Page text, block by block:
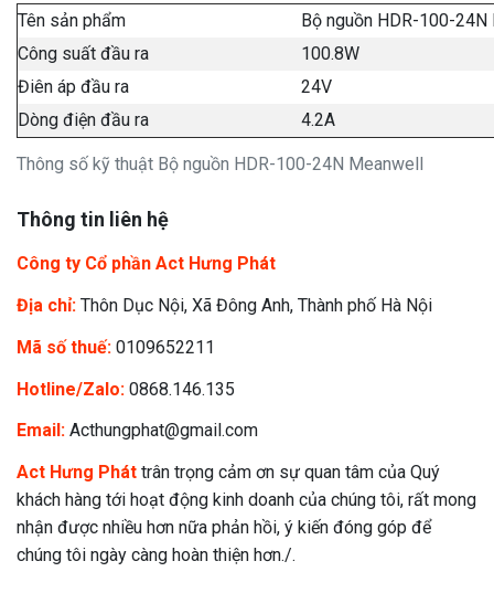
Thông số kỹ thuật Bộ nguồn HDR-100-24N Meanwell
Tên sản phẩm
Bộ nguồn HDR-100-
Công suất đầu ra
100.8W
Điên áp đầu ra
24V
Dòng điện đầu ra
4.2A
Thông tin liên hệ
Công ty Cổ phần Act Hưng Phát
Địa chỉ: Thôn Dục Nội, Xã Đông Anh, Thành phố Hà Nội
Mã số thuế: 0109652211
Hotline/Zalo: 0868.146.135
Email: Acthungphat@gmail.com
Act Hưng Phát trân trọng cảm ơn sự quan tâm của Quý
khách hàng tới hoạt động kinh doanh của chúng tôi, rất mong
nhận được nhiều hơn nữa phản hồi, ý kiến đóng góp để
chúng tôi ngày càng hoàn thiện hơn./.